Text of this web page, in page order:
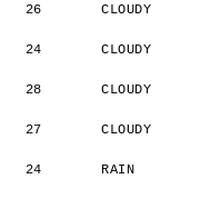
26       CLOUDY
CLOUDY
28       CLOUDY
CLOUDY
24       RAIN